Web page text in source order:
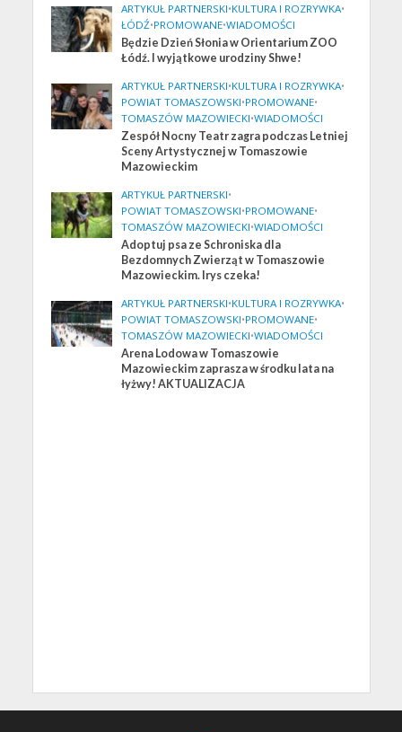
ARTYKUŁ PARTNERSKI•KULTURA I ROZRYWKA•
ŁÓDŹ•PROMOWANE•WIADOMOŚCI
Będzie Dzień Słonia w Orientarium ZOO
Łódź. I wyjątkowe urodziny Shwe!
ARTYKUŁ PARTNERSKI•KULTURA I ROZRYWKA•
POWIAT TOMASZOWSKI•PROMOWANE•
TOMASZÓW MAZOWIECKI•WIADOMOŚCI
Zespół Nocny Teatr zagra podczas Letniej
Sceny Artystycznej w Tomaszowie
Mazowieckim
ARTYKUŁ PARTNERSKI•
POWIAT TOMASZOWSKI•PROMOWANE•
TOMASZÓW MAZOWIECKI•WIADOMOŚCI
Adoptuj psa ze Schroniska dla
Bezdomnych Zwierząt w Tomaszowie
Mazowieckim. Irys czeka!
ARTYKUŁ PARTNERSKI•KULTURA I ROZRYWKA•
POWIAT TOMASZOWSKI•PROMOWANE•
TOMASZÓW MAZOWIECKI•WIADOMOŚCI
Arena Lodowa w Tomaszowie
Mazowieckim zaprasza w środku lata na
łyżwy! AKTUALIZACJA